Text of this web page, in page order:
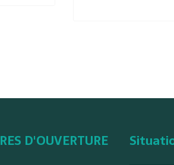
D'OUVERTURE